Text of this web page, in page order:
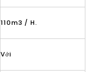
110m3 / H.
Với